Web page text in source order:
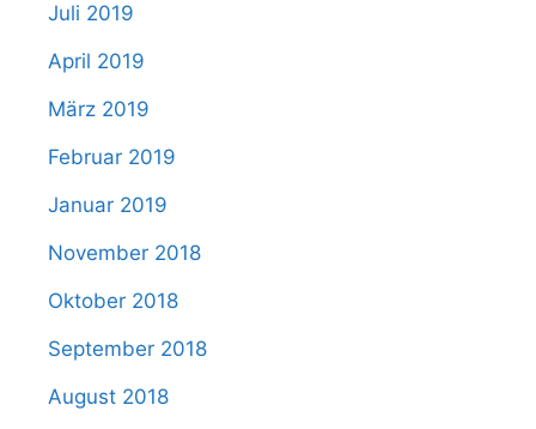
Juli 2019
April 2019
März 2019
Februar 2019
Januar 2019
November 2018
Oktober 2018
September 2018
August 2018